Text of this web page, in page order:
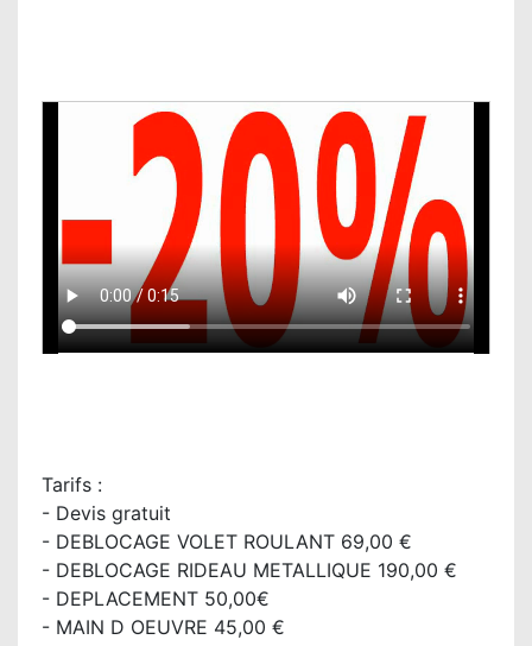
Tarifs :
- Devis gratuit
- DEBLOCAGE VOLET ROULANT 69,00 €
- DEBLOCAGE RIDEAU METALLIQUE 190,00 €
- DEPLACEMENT 50,00€
- MAIN D OEUVRE 45,00 €